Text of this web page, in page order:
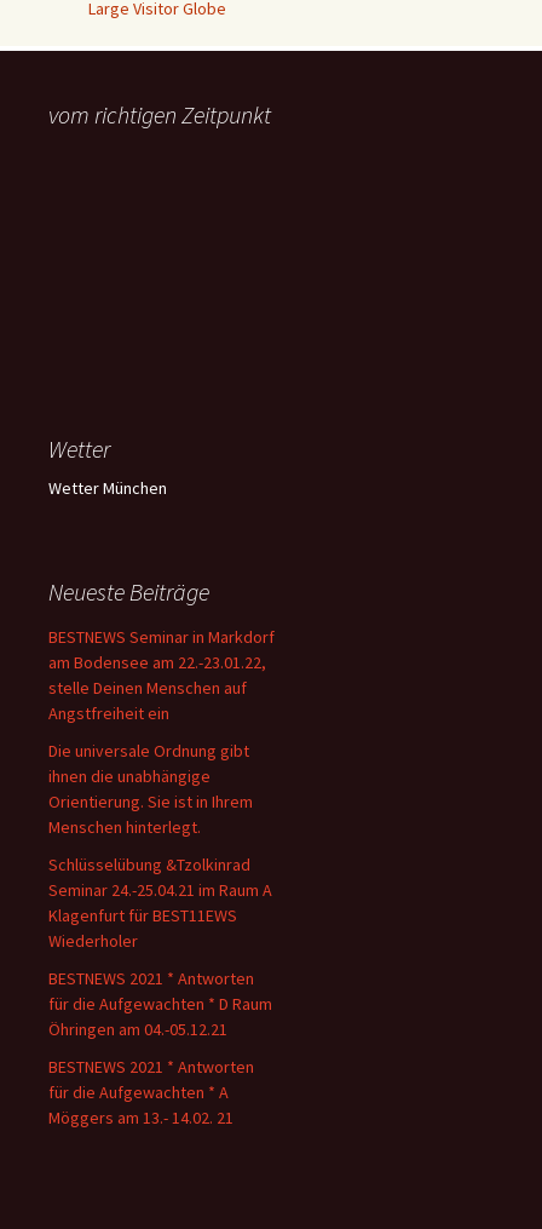
Large Visitor Globe
vom richtigen Zeitpunkt
Wetter
Wetter München
Neueste Beiträge
BESTNEWS Seminar in Markdorf
am Bodensee am 22.-23.01.22,
stelle Deinen Menschen auf
Angstfreiheit ein
Die universale Ordnung gibt
ihnen die unabhängige
Orientierung. Sie ist in Ihrem
Menschen hinterlegt.
Schlüsselübung &Tzolkinrad
Seminar 24.-25.04.21 im Raum A
Klagenfurt für BEST11EWS
Wiederholer
BESTNEWS 2021 * Antworten
für die Aufgewachten * D Raum
Öhringen am 04.-05.12.21
BESTNEWS 2021 * Antworten
für die Aufgewachten * A
Möggers am 13.- 14.02. 21